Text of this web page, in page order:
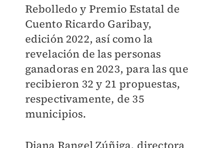
Rebolledo y Premio Estatal de
Cuento Ricardo Garibay,
edición 2022, así como la
revelación de las personas
ganadoras en 2023, para las que
recibieron 32 y 21 propuestas,
respectivamente, de 35
municipios.